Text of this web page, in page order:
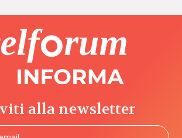
alla newsletter